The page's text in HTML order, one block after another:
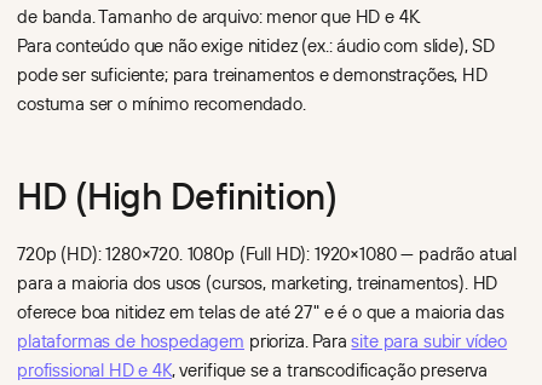
de banda. Tamanho de arquivo: menor que HD e 4K.
Para conteúdo que não exige nitidez (ex.: áudio com slide), SD
pode ser suficiente; para treinamentos e demonstrações, HD
costuma ser o mínimo recomendado.
HD (High Definition)
720p (HD): 1280×720. 1080p (Full HD): 1920×1080 — padrão atual
para a maioria dos usos (cursos, marketing, treinamentos). HD
oferece boa nitidez em telas de até 27" e é o que a maioria das
plataformas de hospedagem prioriza. Parasite para subir vídeo
profissional HD e 4K, verifique se a transcodificação preserva